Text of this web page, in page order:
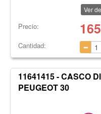
Ver
Precio:
Cantidad:
11641415 - CASCO
PEUGEOT 30